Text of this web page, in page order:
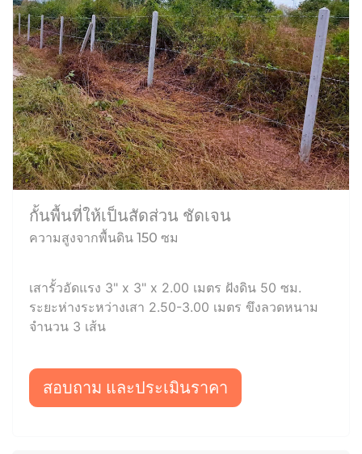
กั้นพื้นที่ให้เป็นสัดส่วน ชัดเจน
ความสูงจากพื้นดิน 150 ซม
เสารั้วอัดแรง 3" x 3" x 2.00 เมตร ฝังดิน 50 ซม.
ระยะห่างระหว่างเสา 2.50-3.00 เมตร ขึงลวดหนาม
จำนวน 3 เส้น
สอบถาม และประเมินราคา